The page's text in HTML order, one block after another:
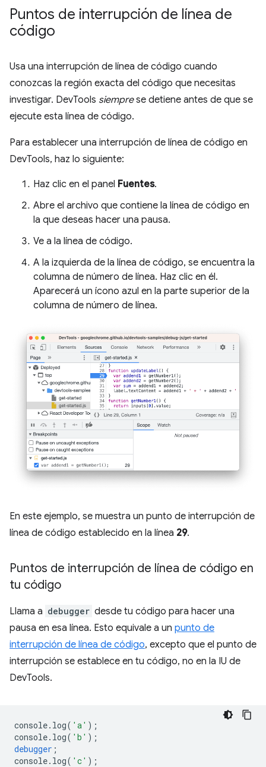
Puntos de interrupción de línea de
código
Usa una interrupción de línea de código cuando
conozcas la región exacta del código que necesitas
investigar. DevTools siemprese detiene antes de que se
ejecute esta línea de código.
Para establecer una interrupción de línea de código en
DevTools, haz lo siguiente:
Haz clic en el panel Fuentes.
Abre el archivo que contiene la línea de código en
la que deseas hacer una pausa.
Ve a la línea de código.
A la izquierda de la línea de código, se encuentra la
columna de número de línea. Haz clic en él.
Aparecerá un ícono azul en la parte superior de la
columna de número de línea.
En este ejemplo, se muestra un punto de interrupción de
línea de código establecido en la línea 29.
Puntos de interrupción de línea de código en
tu código
Llama a debugger desde tu código para hacer una
pausa en esa línea. Esto equivale a un punto de
interrupción de línea de código, excepto que el punto de
interrupción se establece en tu código, no en la IU de
DevTools.
console. log( 'a' );
console. log( 'b' );
debugger ;
console. log( 'c' );